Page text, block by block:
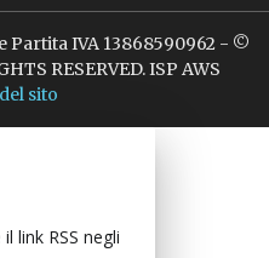
Partita IVA 13868590962 - ©
RESERVED. ISP AWS
sito
link RSS negli